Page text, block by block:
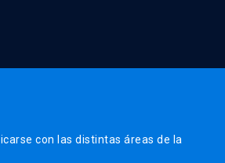
con las distintas áreas de la